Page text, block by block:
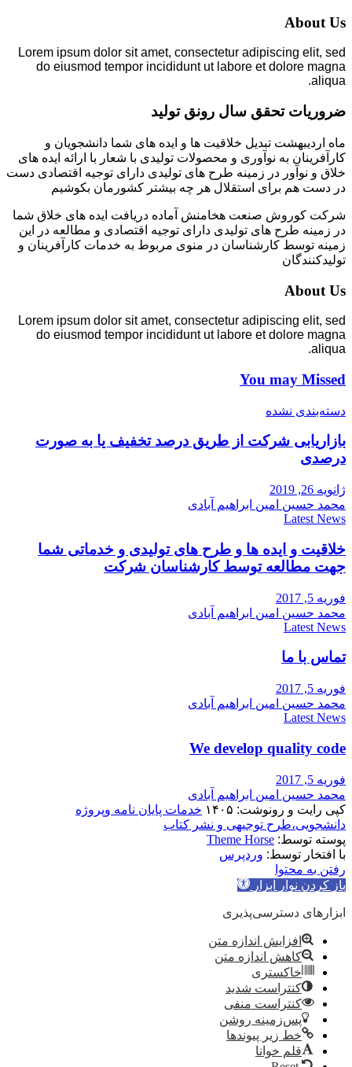
About Us
Lorem ipsum dolor sit amet, consectetur adipiscing elit, sed
do eiusmod tempor incididunt ut labore et dolore magna
aliqua.
ضروریات تحقق سال رونق تولید
ماه اردیبهشت تبدیل خلاقیت ها و ایده های شما دانشجویان و
کارآفرینان به نوآوری و محصولات تولیدی با شعار با ارائه ایده های
خلاق و نوآور در زمینه طرح های تولیدی دارای توجیه اقتصادی دست
در دست هم برای استقلال هر چه بیشتر کشورمان بکوشیم
شرکت کوروش صنعت هخامنش آماده دریافت ایده های خلاق شما
در زمینه طرح های تولیدی دارای توجیه اقتصادی و مطالعه در این
زمینه توسط کارشناسان در منوی مربوط به خدمات کارآفرینان و
تولیدکنندگان
About Us
Lorem ipsum dolor sit amet, consectetur adipiscing elit, sed
do eiusmod tempor incididunt ut labore et dolore magna
aliqua.
You may Missed
دسته‌بندی نشده
بازاریابی شرکت از طریق درصد تخفیف یا به صورت
درصدی
ژانویه 26, 2019
محمد حسین امین ابراهیم آبادی
Latest News
خلاقیت و ایده ها و طرح های تولیدی و خدماتی شما
جهت مطالعه توسط کارشناسان شرکت
فوریه 5, 2017
محمد حسین امین ابراهیم آبادی
Latest News
تماس با ما
فوریه 5, 2017
محمد حسین امین ابراهیم آبادی
Latest News
We develop quality code
فوریه 5, 2017
محمد حسین امین ابراهیم آبادی
کپی رایت و رونوشت: ۱۴۰۵
خدمات پایان نامه وپروژه
دانشجویی،طرح توجیهی و نشر کتاب
پوسته توسط: Theme Horse
با افتخار توسط: وردپرس
رفتن به محتوا
باز کردن نوار ابزار
ابزارهای دسترسی‌پذیری
افزایش اندازه متن
کاهش اندازه متن
خاکستری
کنتراست شدید
کنتراست منفی
پس‌زمینه روشن
خط زیر پیوندها
قلم خوانا